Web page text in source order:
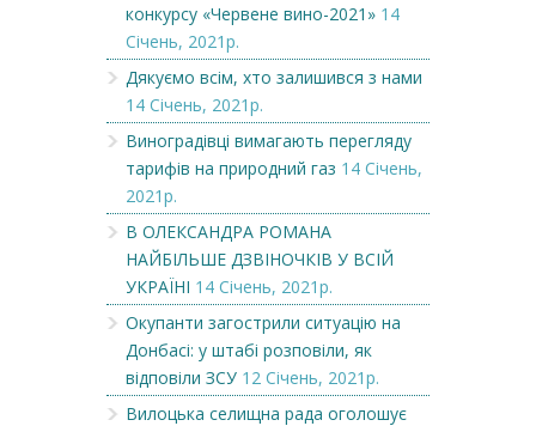
конкурсу «Червене вино-2021» 14
Січень, 2021р.
Дякуємо всім, хто залишився з нами
14 Січень, 2021р.
Виноградівці вимагають перегляду
тарифів на природний газ 14 Січень,
2021р.
В ОЛЕКСАНДРА РОМАНА
НАЙБІЛЬШЕ ДЗВІНОЧКІВ У ВСІЙ
УКРАЇНІ 14 Січень, 2021р.
Окупанти загострили ситуацію на
Донбасі: у штабі розповіли, як
відповіли ЗСУ 12 Січень, 2021р.
Вилоцька селищна рада оголошує